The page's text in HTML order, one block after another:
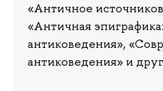
«Античное
«Античная
антиковедения»,
антиковедения» и